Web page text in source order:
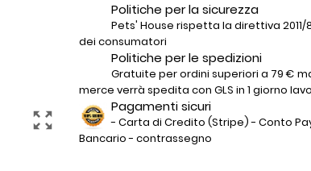
zoom_out_map
Politiche per la sicurezza
Pets' House rispetta la direttiva 2011/
dei consumatori
Politiche per le spedizioni
Gratuite per ordini superiori a 79 €
merce verrà spedita con GLS in 1 giorno
Pagamenti sicuri
- Carta di Credito (Stripe) - Conto
Bancario - contrassegno